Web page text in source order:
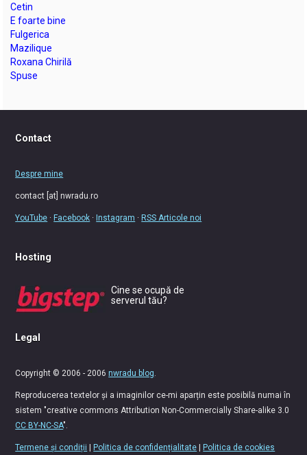
Cetin
E foarte bine
Fulgerica
Mazilique
Roxana Chirilă
Spuse
Contact
Despre mine
contact [at] nwradu.ro
YouTube ·Facebook ·Instagram ·RSS Articole noi
Hosting
Cine se ocupă de
serverul tău?
Legal
Copyright © 2006 - 2006nwradu blog
Reproducerea textelor și a imaginilor ce-mi aparțin este posibilă numai în
sistem "creative commons Attribution Non-Commercially Share-alike 3.0
CC BY-NC-SA".
Termene și condiții |Politica de confidențialitate |Politica de cookies